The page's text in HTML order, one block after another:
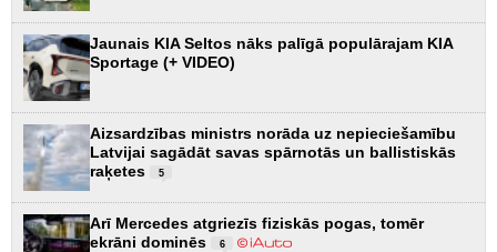
Jaunais KIA Seltos nāks palīgā populārajam KIA
Sportage (+ VIDEO)
Aizsardzības ministrs norāda uz nepieciešamību
Latvijai sagādāt savas spārnotās un ballistiskās
raķetes
5
Arī Mercedes atgriezīs fiziskās pogas, tomēr
ekrāni dominēs
6